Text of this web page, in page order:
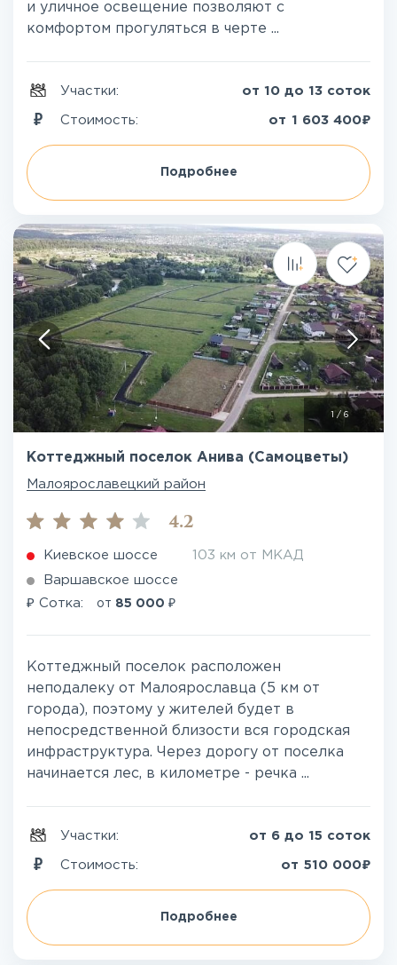
и уличное освещение позволяют с
комфортом прогуляться в черте ...
Участки: от 10 до 13 соток
Стоимость: от 1 603 400₽
Подробнее
/ 6
Коттеджный поселок Анива (Самоцветы)
Малоярославецкий район
4.2
Киевское шоссе 103 км от МКАД
Варшавское шоссе
₽ Сотка: от 85 000 ₽
Коттеджный поселок расположен
неподалеку от Малоярославца (5 км от
города), поэтому у жителей будет в
непосредственной близости вся городская
инфраструктура. Через дорогу от поселка
начинается лес, в километре - речка ...
Участки: от 6 до 15 соток
Стоимость: от 510 000₽
Подробнее